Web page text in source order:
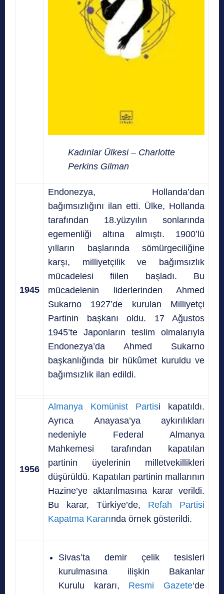
Kadınlar Ülkesi – Charlotte
Perkins Gilman
1945
Endonezya, Hollanda’dan
bağımsızlığını ilan etti. Ülke, Hollanda
tarafından 18.yüzyılın sonlarında
egemenliği altına almıştı. 1900’lü
yılların başlarında sömürgeciliğine
karşı, milliyetçilik ve bağımsızlık
mücadelesi fiilen başladı. Bu
mücadelenin liderlerinden Ahmed
Sukarno 1927’de kurulan Milliyetçi
Partinin başkanı oldu. 17 Ağustos
1945’te Japonların teslim olmalarıyla
Endonezya’da Ahmed Sukarno
başkanlığında bir hükûmet kuruldu ve
bağımsızlık ilan edildi.
1956
Almanya Komünist Partisi kapatıldı.
Ayrıca Anayasa’ya aykırılıkları
nedeniyle Federal Almanya
Mahkemesi tarafından kapatılan
partinin üyelerinin milletvekillikleri
düşürüldü. Kapatılan partinin mallarının
Hazine’ye aktarılmasına karar verildi.
Bu karar, Türkiye’de, Refah Partisi
Kapatma Kararında örnek gösterildi.
Sivas’ta demir çelik tesisleri
kurulmasına ilişkin Bakanlar
Kurulu kararı, Resmi Gazete‘de